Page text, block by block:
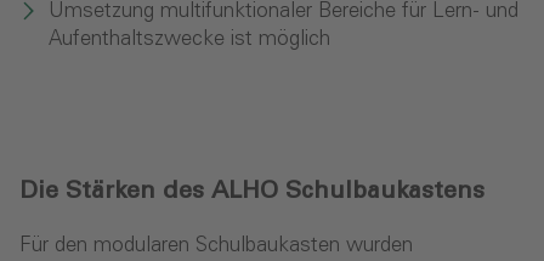
Umsetzung multifunktionaler Bereiche für Lern- und
Aufenthaltszwecke ist möglich
Die Stärken des ALHO Schulbaukastens
Für den modularen Schulbaukasten wurden